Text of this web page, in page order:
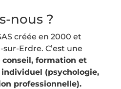
nous ?
créée en 2000 et
Erdre. C’est une
conseil, formation et
(psychologie,
professionnelle).